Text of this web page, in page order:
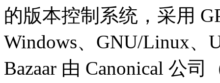
的版本控制系统，采用
Windows、GNU/Linux、
Bazaar 由 Canonical 公